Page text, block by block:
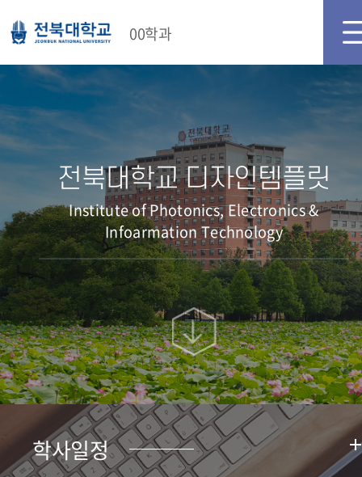
00학과
전북대학교 디자인템플릿
Institute of Photonics, Electronics &
Infoarmation Technology
학사일정